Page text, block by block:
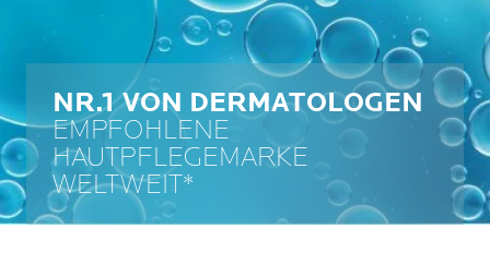
NR.1 VON DERMATOLOGEN
EMPFOHLENE
HAUTPFLEGEMARKE
WELTWEIT*